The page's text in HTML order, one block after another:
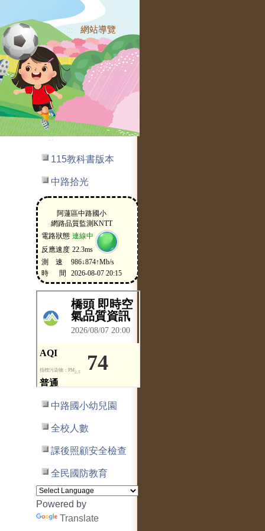
::: 網站導覽
:::
115教科書版本
中路拾光
中路國小幼兒園
全校人數
課後照顧安全檢查
全民國防教育
Powered by
Translate